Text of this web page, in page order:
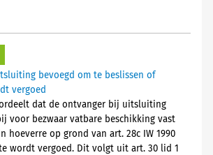
bevoegd om te beslissen of
vergoed
dat de ontvanger bij uitsluiting
voor bezwaar vatbare beschikking vast
hoeverre op grond van art. 28c IW 1990
wordt vergoed. Dit volgt uit art. 30 lid 1